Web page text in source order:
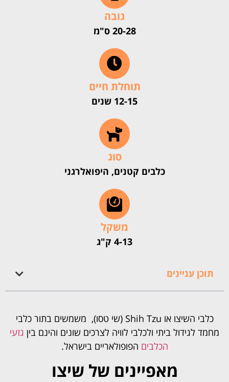
גובה
20-28 ס"מ
תוחלת חיים
12-15 שנים
סוג
כלבים קטנים, היפואלרגני
משקל
4-13 ק"ג
תוכן עניינים
כלבי השיצו או Shih Tzu (שי טסו), משמשים בתור כלבי
מחמד לגידול ביתי ולכלבי לוויה לצרכים שונים והינם בין גזעי
הכלבים הפופולאריים בישראל.
מאפיינים של שיצו